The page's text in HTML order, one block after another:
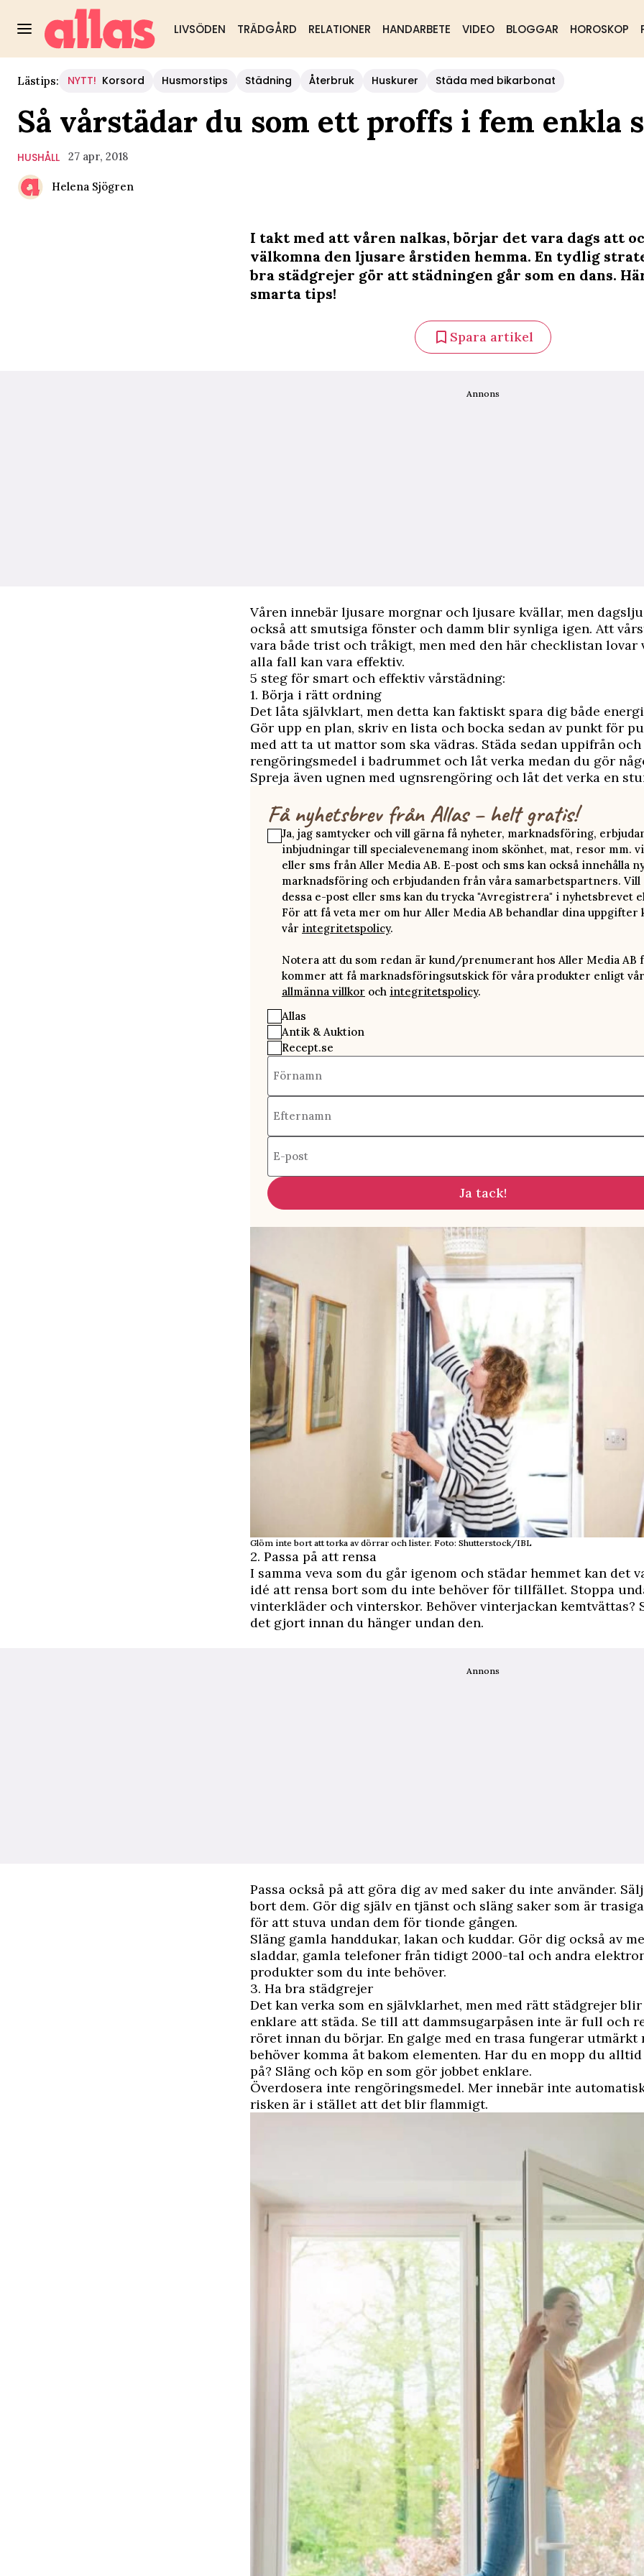
LIVSÖDEN TRÄDGÅRD RELATIONER HANDARBETE VIDEO BLOGGAR HOROSKOP
Lästips: NYTT! Korsord Husmorstips Städning Återbruk Huskurer Städa med bikarbonat
Så vårstädar du som ett proffs i fem enkla
HUSHÅLL 27 apr, 2018
Helena Sjögren
I takt med att våren nalkas, börjar det vara dags att
välkomna den ljusare årstiden hemma. En tydlig
bra städgrejer gör att städningen går som en dans.
smarta tips!
Spara artikel
Annons
Våren innebär ljusare morgnar och ljusare kvällar, men
också att smutsiga fönster och damm blir synliga igen. Att
vara både trist och tråkigt, men med den här checklistan lovar
alla fall kan vara effektiv.
5 steg för smart och effektiv vårstädning:
1. Börja i rätt ordning
Det låta självklart, men detta kan faktiskt spara dig både
Gör upp en plan, skriv en lista och bocka sedan av punkt för
med att ta ut mattor som ska vädras. Städa sedan uppifrån och
rengöringsmedel i badrummet och låt verka medan du gör
Spreja även ugnen med ugnsrengöring och låt det verka en
Få nyhetsbrev från Allas – helt gratis!
Ja, jag samtycker och vill gärna få nyheter, marknadsföring,
inbjudningar till specialevenemang inom skönhet, mat, resor mm.
eller sms från Aller Media AB. E-post och sms kan också innehålla
marknadsföring och erbjudanden från våra samarbetspartners. Vill
dessa e-post eller sms kan du trycka "Avregistrera" i nyhetsbrevet
För att få veta mer om hur Aller Media AB behandlar dina uppgifter
vår integritetspolicy.
Notera att du som redan är kund/prenumerant hos Aller Media AB
kommer att få marknadsföringsutskick för våra produkter enligt
allmänna villkor och integritetspolicy.
Allas
Antik & Auktion
Recept.se
Förnamn
Efternamn
E-post
Ja tack!
Glöm inte bort att torka av dörrar och lister. Foto: Shutterstock/IBL
2. Passa på att rensa
I samma veva som du går igenom och städar hemmet kan det
idé att rensa bort som du inte behöver för tillfället. Stoppa
vinterkläder och vinterskor. Behöver vinterjackan kemtvättas?
det gjort innan du hänger undan den.
Annons
Passa också på att göra dig av med saker du inte använder.
bort dem. Gör dig själv en tjänst och släng saker som är
för att stuva undan dem för tionde gången.
Släng gamla handdukar, lakan och kuddar. Gör dig också av
sladdar, gamla telefoner från tidigt 2000-tal och andra
produkter som du inte behöver.
3. Ha bra städgrejer
Det kan verka som en självklarhet, men med rätt städgrejer
enklare att städa. Se till att dammsugarpåsen inte är full och
röret innan du börjar. En galge med en trasa fungerar utmärkt
behöver komma åt bakom elementen. Har du en mopp du
på? Släng och köp en som gör jobbet enklare.
Överdosera inte rengöringsmedel. Mer innebär inte
risken är i stället att det blir flammigt.